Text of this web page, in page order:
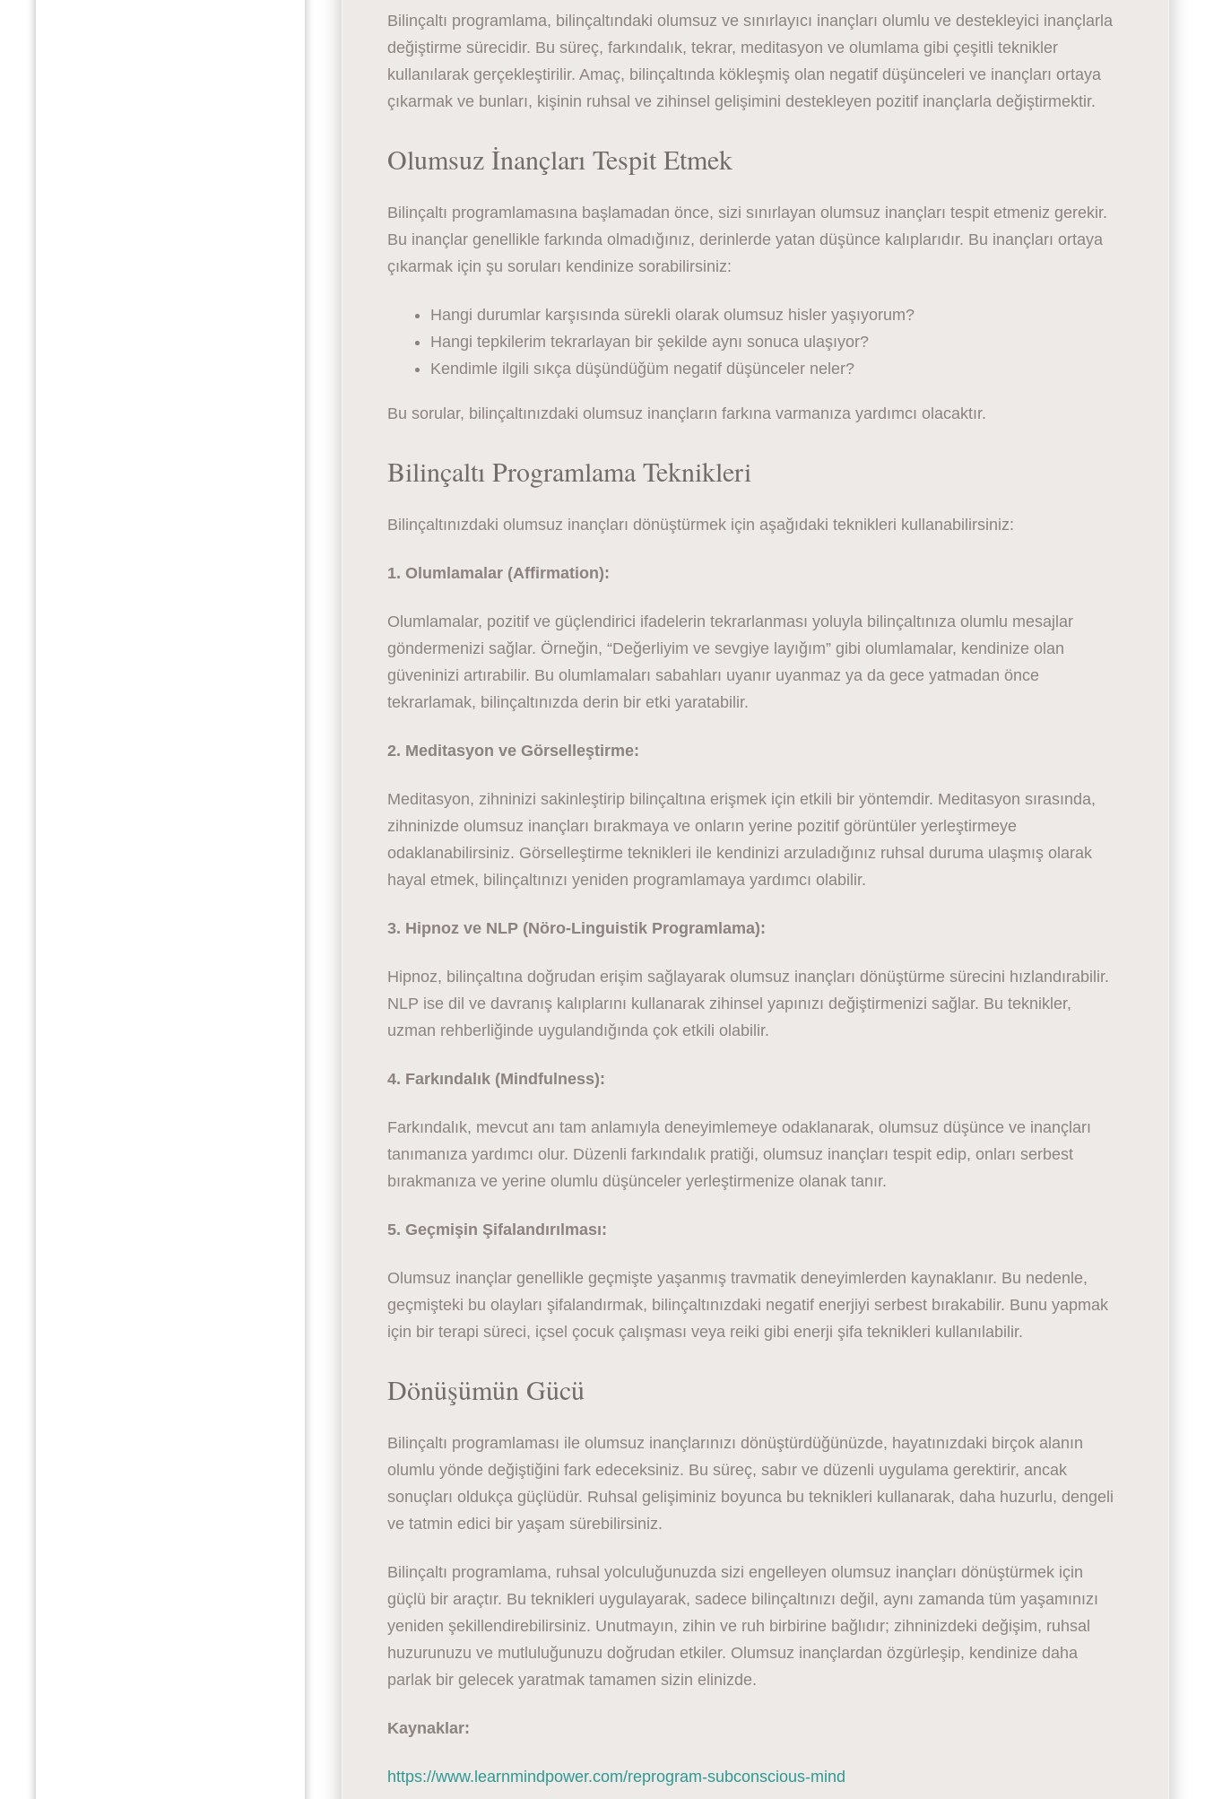
Bilinçaltı programlama, bilinçaltındaki olumsuz ve sınırlayıcı inançları olumlu ve destekleyici inançlarla
değiştirme sürecidir. Bu süreç, farkındalık, tekrar, meditasyon ve olumlama gibi çeşitli teknikler
kullanılarak gerçekleştirilir. Amaç, bilinçaltında kökleşmiş olan negatif düşünceleri ve inançları ortaya
çıkarmak ve bunları, kişinin ruhsal ve zihinsel gelişimini destekleyen pozitif inançlarla değiştirmektir.
Olumsuz İnançları Tespit Etmek
Bilinçaltı programlamasına başlamadan önce, sizi sınırlayan olumsuz inançları tespit etmeniz gerekir.
Bu inançlar genellikle farkında olmadığınız, derinlerde yatan düşünce kalıplarıdır. Bu inançları ortaya
çıkarmak için şu soruları kendinize sorabilirsiniz:
Hangi durumlar karşısında sürekli olarak olumsuz hisler yaşıyorum?
Hangi tepkilerim tekrarlayan bir şekilde aynı sonuca ulaşıyor?
Kendimle ilgili sıkça düşündüğüm negatif düşünceler neler?
Bu sorular, bilinçaltınızdaki olumsuz inançların farkına varmanıza yardımcı olacaktır.
Bilinçaltı Programlama Teknikleri
Bilinçaltınızdaki olumsuz inançları dönüştürmek için aşağıdaki teknikleri kullanabilirsiniz:
1. Olumlamalar (Affirmation):
Olumlamalar, pozitif ve güçlendirici ifadelerin tekrarlanması yoluyla bilinçaltınıza olumlu mesajlar
göndermenizi sağlar. Örneğin, “Değerliyim ve sevgiye layığım” gibi olumlamalar, kendinize olan
güveninizi artırabilir. Bu olumlamaları sabahları uyanır uyanmaz ya da gece yatmadan önce
tekrarlamak, bilinçaltınızda derin bir etki yaratabilir.
2. Meditasyon ve Görselleştirme:
Meditasyon, zihninizi sakinleştirip bilinçaltına erişmek için etkili bir yöntemdir. Meditasyon sırasında,
zihninizde olumsuz inançları bırakmaya ve onların yerine pozitif görüntüler yerleştirmeye
odaklanabilirsiniz. Görselleştirme teknikleri ile kendinizi arzuladığınız ruhsal duruma ulaşmış olarak
hayal etmek, bilinçaltınızı yeniden programlamaya yardımcı olabilir.
3. Hipnoz ve NLP (Nöro-Linguistik Programlama):
Hipnoz, bilinçaltına doğrudan erişim sağlayarak olumsuz inançları dönüştürme sürecini hızlandırabilir.
NLP ise dil ve davranış kalıplarını kullanarak zihinsel yapınızı değiştirmenizi sağlar. Bu teknikler,
uzman rehberliğinde uygulandığında çok etkili olabilir.
4. Farkındalık (Mindfulness):
Farkındalık, mevcut anı tam anlamıyla deneyimlemeye odaklanarak, olumsuz düşünce ve inançları
tanımanıza yardımcı olur. Düzenli farkındalık pratiği, olumsuz inançları tespit edip, onları serbest
bırakmanıza ve yerine olumlu düşünceler yerleştirmenize olanak tanır.
5. Geçmişin Şifalandırılması:
Olumsuz inançlar genellikle geçmişte yaşanmış travmatik deneyimlerden kaynaklanır. Bu nedenle,
geçmişteki bu olayları şifalandırmak, bilinçaltınızdaki negatif enerjiyi serbest bırakabilir. Bunu yapmak
için bir terapi süreci, içsel çocuk çalışması veya reiki gibi enerji şifa teknikleri kullanılabilir.
Dönüşümün Gücü
Bilinçaltı programlaması ile olumsuz inançlarınızı dönüştürdüğünüzde, hayatınızdaki birçok alanın
olumlu yönde değiştiğini fark edeceksiniz. Bu süreç, sabır ve düzenli uygulama gerektirir, ancak
sonuçları oldukça güçlüdür. Ruhsal gelişiminiz boyunca bu teknikleri kullanarak, daha huzurlu, dengeli
ve tatmin edici bir yaşam sürebilirsiniz.
Bilinçaltı programlama, ruhsal yolculuğunuzda sizi engelleyen olumsuz inançları dönüştürmek için
güçlü bir araçtır. Bu teknikleri uygulayarak, sadece bilinçaltınızı değil, aynı zamanda tüm yaşamınızı
yeniden şekillendirebilirsiniz. Unutmayın, zihin ve ruh birbirine bağlıdır; zihninizdeki değişim, ruhsal
huzurunuzu ve mutluluğunuzu doğrudan etkiler. Olumsuz inançlardan özgürleşip, kendinize daha
parlak bir gelecek yaratmak tamamen sizin elinizde.
Kaynaklar:
https://www.learnmindpower.com/reprogram-subconscious-mind